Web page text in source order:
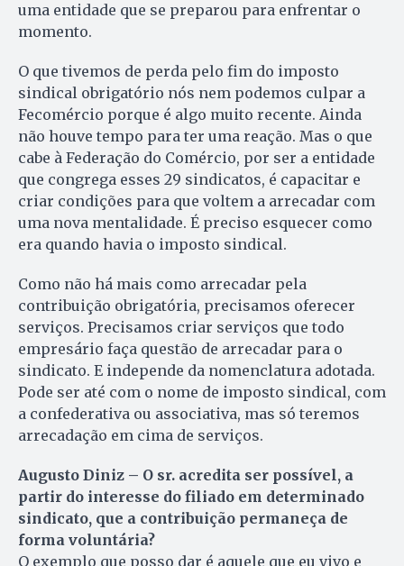
uma entidade que se preparou para enfrentar o
momento.
O que tivemos de perda pelo fim do imposto
sindical obrigatório nós nem podemos culpar a
Fe­co­mércio porque é algo muito re­cen­te. Ainda
não houve tempo pa­ra ter uma reação. Mas o que
cabe à Federação do Comércio, por ser a entidade
que congrega esses 29 sindicatos, é capacitar e
criar condições para que voltem a arrecadar com
uma nova mentalidade. É pre­ciso esquecer como
era quando havia o imposto sindical.
Como não há mais como arrecadar pela
contribuição obrigatória, precisamos oferecer
serviços. Precisamos criar serviços que todo
empresário faça questão de arrecadar para o
sindicato. E independe da nomenclatura adotada.
Pode ser até com o nome de imposto sindical, com
a confederativa ou associativa, mas só teremos
arrecadação em cima de serviços.
Augusto Diniz – O sr. acredita ser possível, a
partir do interesse do filiado em determinado
sindicato, que a contribuição permaneça de
forma voluntária?
O exemplo que posso dar é aquele que eu vivo e